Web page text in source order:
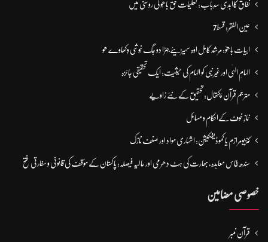
نفاق کاابدی سدِباب: تعلیمات حق باھُو کی روشنی میں
عین الفقر: قسط7
ابیات باھوؒ: مُرشد کامِل اوہ سہیڑیئے جہڑا دو جگ خُوشی وِکھاوے ھو
الہامِ الہٰی اور غیر نبی کو الہام کی حیثیت: ایک تحقیقی جائزہ
مترجم قرآن پکتھال: تحقیق کے نئے زاویے
نمازِ خوف کےاحکام و مسائل
کنزیومرازم یا کموڈیفکیشن: اشہاری مواد اور صنف نازک
سندھ طاس معاہدہ، بھارت کی ہٹ دھرمی اور حالیہ فیصلہ: پاکستان کے مؤقف کی قانونی و سفارتی فتح
خصوصی مضامین
قرآن نمبر